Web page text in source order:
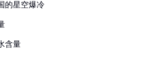
的星空爆冷
含量